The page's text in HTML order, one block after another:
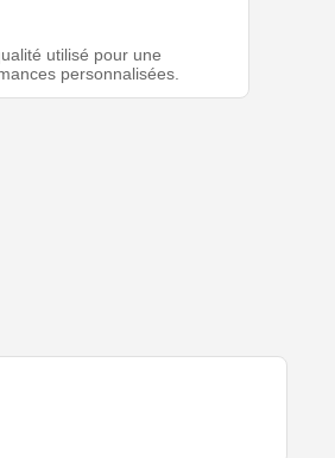
utilisé pour une
personnalisées.